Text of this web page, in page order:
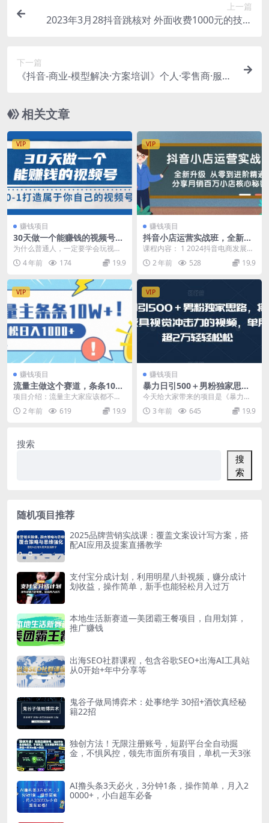
上一篇
2023年3月28抖音跳核对 外面收费1000元的技术
下一篇
《抖音-商业-模型解决·方案培训》个人·零售商·服务
相关文章
VIP
赚钱项目
30天做一个能赚钱的视频号，
从0-1打造属于你自己的视频
号 (14节-价值199)
为什么普通人，一定要学会玩视频
号 流量红利 未来全民都会在视频号
里消费娱乐和社交...
4 年前 174 19.9
VIP
赚钱项目
抖音小店运营实战班，全新升
级 从零到进阶精通 分享月销
百万小店核心秘密
课程内容： 1 2024抖音电商发展趋
势及抖店运营策略(直播2024 041
2)...2 年前 528 19.9
VIP
赚钱项目
流量主做这个赛道，条条10W
+阅读，轻松日入1k
项目介绍：流量主大家应该都不陌
生了吧，它就跟中视频，今日头条
那些一样，有阅读，有...
2 年前 619 19.9
VIP
赚钱项目
暴力日引500＋男粉独家思
路，将美女做成极具视觉冲击
力的视频，单月盈利超2万轻
轻松松
今天给大家带来的项目是《暴力日
引500＋男粉独家思路，将美女做
成极具视觉冲击力的...
3 年前 645 19.9
搜索
搜
索
随机项目推荐
2025品牌营销实战课：覆盖文案设计写方案，搭
配AI应用及提案直播教学
支付宝分成计划，利用明星八卦视频，赚分成计
划收益，操作简单，新手也能轻松月入过万
本地生活新赛道—美团霸王餐项目，自用划算，
推广赚钱
出海SEO社群课程，包含谷歌SEO+出海AI工具站
从0开始+年中分享等
鬼谷子做局博弈术：处事绝学 30招+酒饮真经秘
籍22招
独创方法！无限注册账号，短剧平台全自动掘
金，不惧风控，领先市面所有项目，单机一天3张
AI撸头条3天必火，3分钟1条，操作简单，月入2
0000+，小白超车必备